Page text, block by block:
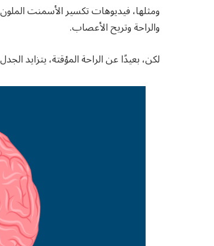
ومثلها، فيديوهات تكسير الأسمنت
والراحة وتريح الأعصاب.
لكن، بعيدًا عن الراحة المؤقتة، يتزايد